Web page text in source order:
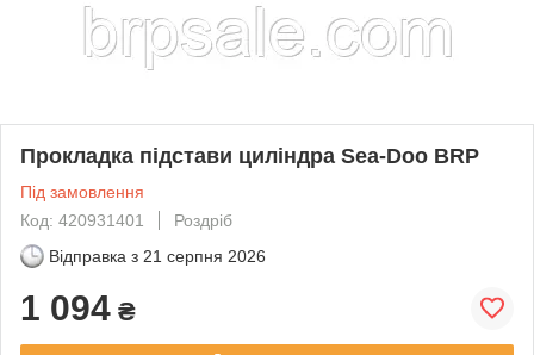
Прокладка підстави циліндра Sea-Doo BRP
Під замовлення
Код: 420931401
Роздріб
Відправка з 21 серпня 2026
1 094 ₴